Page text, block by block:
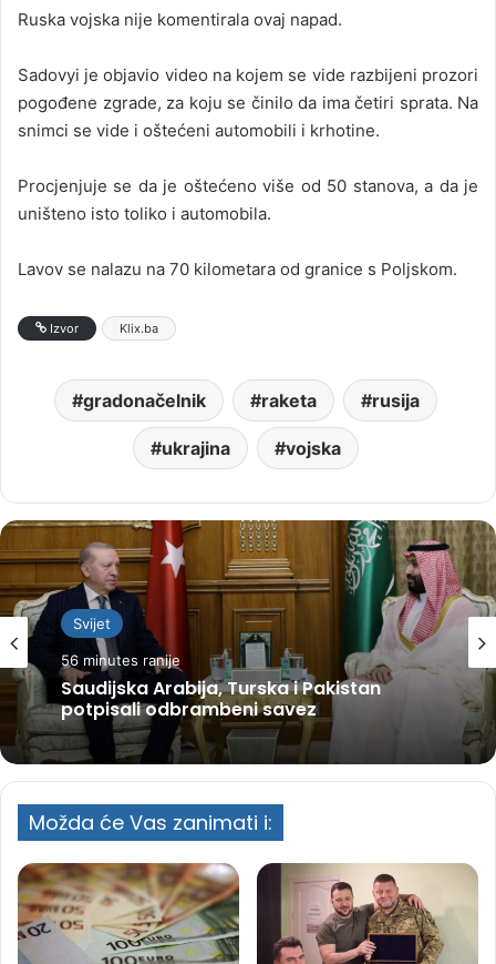
Ruska vojska nije komentirala ovaj napad.
Sadovyi je objavio video na kojem se vide razbijeni prozori
pogođene zgrade, za koju se činilo da ima četiri sprata. Na
snimci se vide i oštećeni automobili i krhotine.
Procjenjuje se da je oštećeno više od 50 stanova, a da je
uništeno isto toliko i automobila.
Lavov se nalazu na 70 kilometara od granice s Poljskom.
Izvor Klix.ba
gradonačelnik raketa rusija
ukrajina vojska
Svijet
56 minutes ranije
Saudijska Arabija, Turska i Pakistan
potpisali odbrambeni savez
Možda će Vas zanimati i: